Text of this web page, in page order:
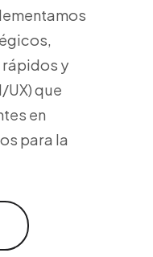
y
UX) que
en
para la